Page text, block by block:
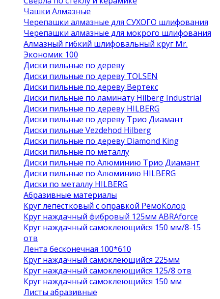
Чашки Алмазные
Черепашки алмазные для СУХОГО шлифования
Черепашки алмазные для мокрого шлифования
Алмазный гибкий шлифовальный круг Mr.
Экономик 100
Диски пильные по дереву
Диски пильные по дереву TOLSEN
Диски пильные по дереву Вертекс
Диски пильные по ламинату Hilberg Industrial
Диски пильные по дереву HILBERG
Диски пильные по дереву Трио Диамант
Диски пильные Vezdehod Hilberg
Диски пильные по дереву Diamond King
Диски пильные по металлу
Диски пильные по Алюминию Трио Диамант
Диски пильные по Алюминию HILBERG
Диски по металлу HILBERG
Абразивные материалы
Круг лепестковый с оправкой РемоКолор
Круг наждачный фибровый 125мм ABRAforce
Круг наждачный самоклеющийся 150 мм/8-15
отв
Лента бесконечная 100*610
Круг наждачный самоклеющийся 225мм
Круг наждачный самоклеющийся 125/8 отв
Круг наждачный самоклеющийся 150 мм
Листы абразивные